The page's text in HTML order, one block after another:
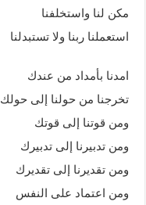
مكن لنا واستخلفنا
استعملنا ربنا ولا تستبدلنا
امدنا بأمداد من عندك
تخرجنا من حولنا إلى حولك
ومن قوتنا إلى قوتك
ومن تدبيرنا إلى تدبيرك
ومن تقديرنا إلى تقديرك
ومن اعتماد على النفس